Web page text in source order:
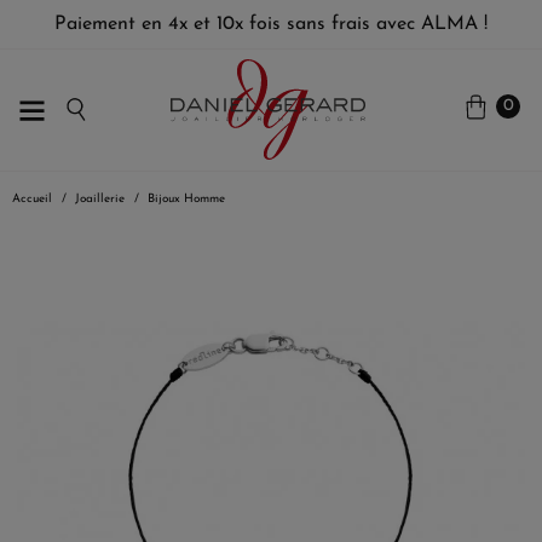
Paiement en 4x et 10x fois sans frais avec ALMA !
0
Accueil Joaillerie Bijoux Homme